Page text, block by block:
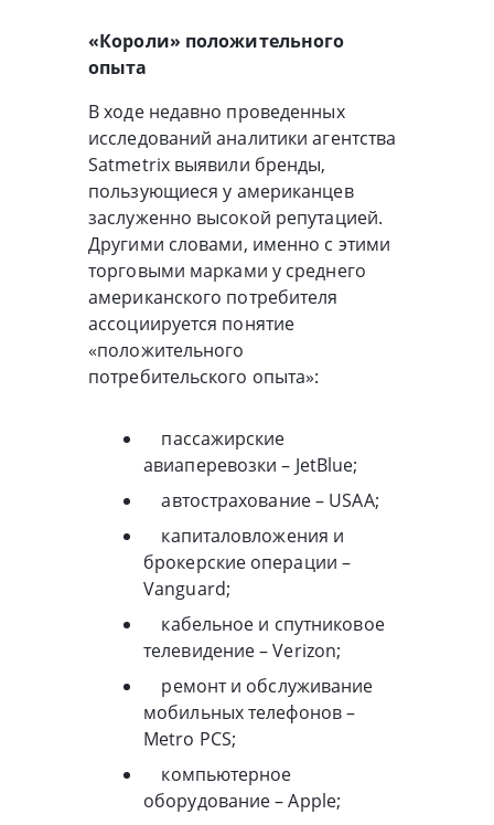
«Короли» положительного
опыта
В ходе недавно проведенных
исследований аналитики агентства
Satmetrix выявили бренды,
пользующиеся у американцев
заслуженно высокой репутацией.
Другими словами, именно с этими
торговыми марками у среднего
американского потребителя
ассоциируется понятие
«положительного
потребительского опыта»:
пассажирские
авиаперевозки – JetBlue;
автострахование – USAA;
капиталовложения и
брокерские операции –
Vanguard;
кабельное и спутниковое
телевидение – Verizon;
ремонт и обслуживание
мобильных телефонов –
Metro PCS;
компьютерное
оборудование – Apple;